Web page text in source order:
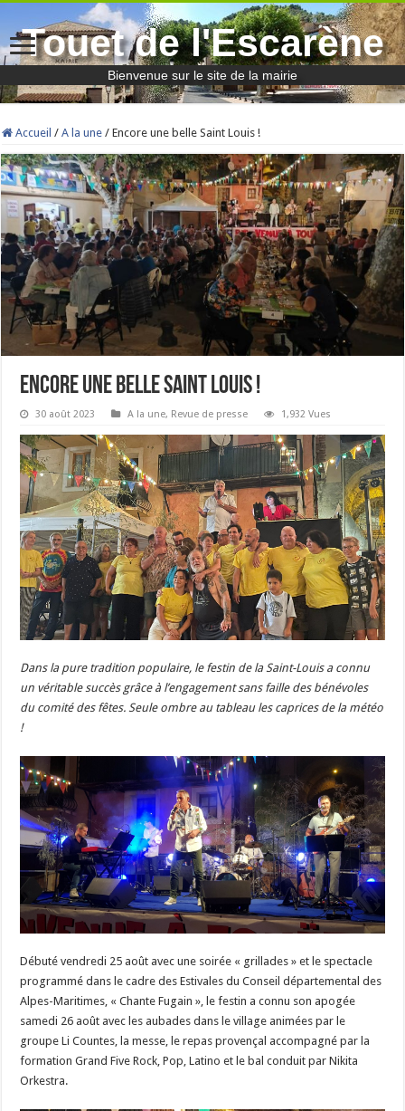
Touet de l'Escarène
Bienvenue sur le site de la mairie
Accueil / A la une / Encore une belle Saint Louis !
Encore une belle Saint Louis !
30 août 2023 A la une, Revue de presse 1,932 Vues
Dans la pure tradition populaire, le festin de la Saint-Louis a connu
un véritable succès grâce à l’engagement sans faille des bénévoles
du comité des fêtes. Seule ombre au tableau les caprices de la météo
!
Débuté vendredi 25 août avec une soirée « grillades » et le spectacle
programmé dans le cadre des Estivales du Conseil départemental des
Alpes-Maritimes, « Chante Fugain », le festin a connu son apogée
samedi 26 août avec les aubades dans le village animées par le
groupe Li Countes, la messe, le repas provençal accompagné par la
formation Grand Five Rock, Pop, Latino et le bal conduit par Nikita
Orkestra.